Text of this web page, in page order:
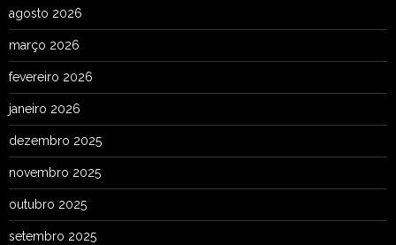
agosto 2026
março 2026
fevereiro 2026
janeiro 2026
dezembro 2025
novembro 2025
outubro 2025
setembro 2025